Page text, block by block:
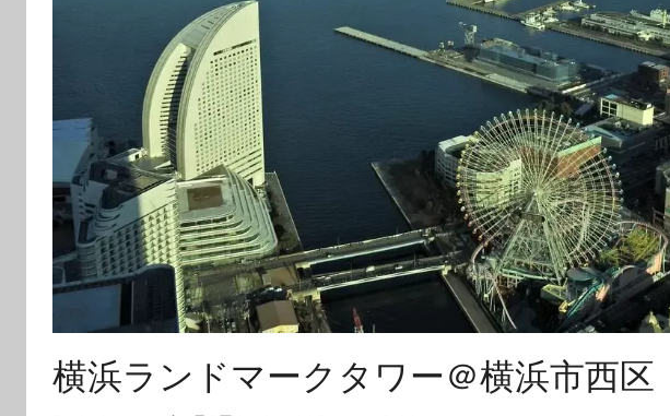
横浜ランドマークタワー＠横浜市西区